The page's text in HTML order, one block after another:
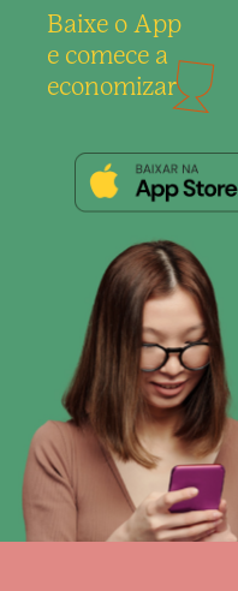
Baixe o App
e comece a
economizar